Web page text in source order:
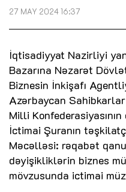
27 MAY 2024 16:37
İqtisadiyyat Nazirliyi
Bazarına Nəzarət
Biznesin İnkişafı
Azərbaycan
Milli
İctimai Şuranın
Məcəlləsi: rəqabət
dəyişikliklərin biznes
mövzusunda ictimai